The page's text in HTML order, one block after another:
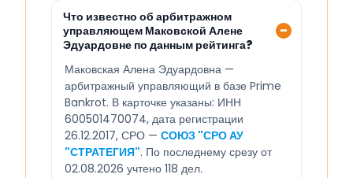
Что известно об арбитражном
управляющем Маковской Алене
Эдуардовне по данным рейтинга?
Маковская Алена Эдуардовна —
арбитражный управляющий в базе Prime
Bankrot. В карточке указаны: ИНН
600501470074, дата регистрации
26.12.2017, СРО — СОЮЗ "СРО АУ
"СТРАТЕГИЯ". По последнему срезу от
02.08.2026 учтено 118 дел.